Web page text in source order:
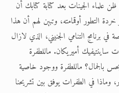
علماء الجينات بعد كتابة كتابك أن
) هو خردة التطور أوقمامته، وتبين لهم أن هذا
برنامج التنامي الجنيني، الذي لازال
ساينتيفيك أميريكان. ماللطفرة
بالجمال؟ ماللطفرة ووجود خاصية
في الطفرات يوفق بين تشريحنا